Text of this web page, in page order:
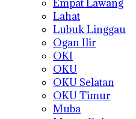
Empat Lawang
Lahat
Lubuk Linggau
Ogan Ilir
OKI
OKU
OKU Selatan
OKU Timur
Muba